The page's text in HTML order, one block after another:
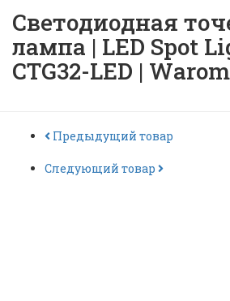
Светодиодная
лампа | LED Spot
CTG32-LED | Warom
Предыдущий товар
Следующий товар